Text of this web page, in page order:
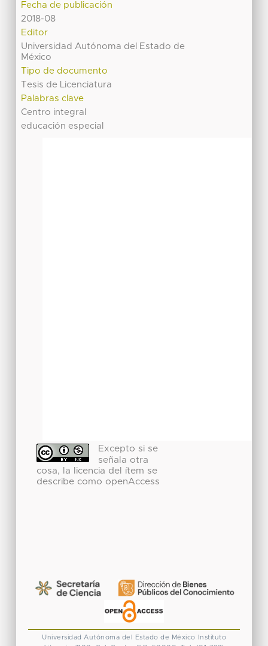
Fecha de publicación
2018-08
Editor
Universidad Autónoma del Estado de
México
Tipo de documento
Tesis de Licenciatura
Palabras clave
Centro integral
educación especial
Excepto si se
señala otra
cosa, la licencia del ítem se
describe como openAccess
Universidad Autónoma del Estado de México
Instituto